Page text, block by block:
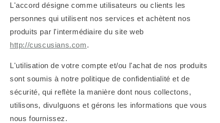
L'accord désigne comme utilisateurs ou clients les
personnes qui utilisent nos services et achètent nos
produits par l'intermédiaire du site web
http://cuscusians.com.
L'utilisation de votre compte et/ou l'achat de nos produits
sont soumis à notre politique de confidentialité et de
sécurité, qui reflète la manière dont nous collectons,
utilisons, divulguons et gérons les informations que vous
nous fournissez.